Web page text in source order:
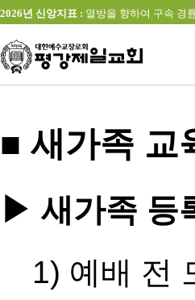
2026년 신앙지표 : 열방을 향하여 구속 경
■ 새가족 교
▶ 새가족 등
1) 예배 전